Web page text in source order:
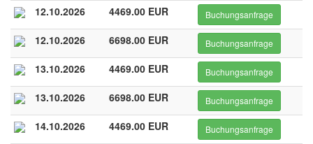
12.10.2026 4469.00 EUR Buchungsanfrage
12.10.2026 6698.00 EUR Buchungsanfrage
13.10.2026 4469.00 EUR Buchungsanfrage
13.10.2026 6698.00 EUR Buchungsanfrage
14.10.2026 4469.00 EUR Buchungsanfrage